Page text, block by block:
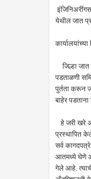
येथील जात
जिल्हा जात
पडताळणी
पुर्तता करून
बाहेर
हे जरी खरे
प्रस्थापित
सर्व
आतमध्ये घेणे
गेले आहे.